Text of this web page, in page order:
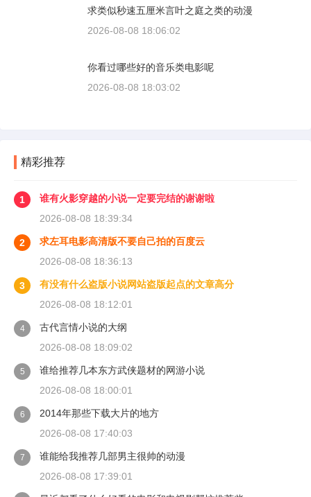
求类似秒速五厘米言叶之庭之类的动漫
2026-08-08 18:06:02
你看过哪些好的音乐类电影呢
2026-08-08 18:03:02
精彩推荐
1
谁有火影穿越的小说一定要完结的谢谢啦
2026-08-08 18:39:34
2
求左耳电影高清版不要自己拍的百度云
2026-08-08 18:36:13
3
有没有什么盗版小说网站盗版起点的文章高分
2026-08-08 18:12:01
4
古代言情小说的大纲
2026-08-08 18:09:02
5
谁给推荐几本东方武侠题材的网游小说
2026-08-08 18:00:01
6
2014年那些下载大片的地方
2026-08-08 17:40:03
7
谁能给我推荐几部男主很帅的动漫
2026-08-08 17:39:01